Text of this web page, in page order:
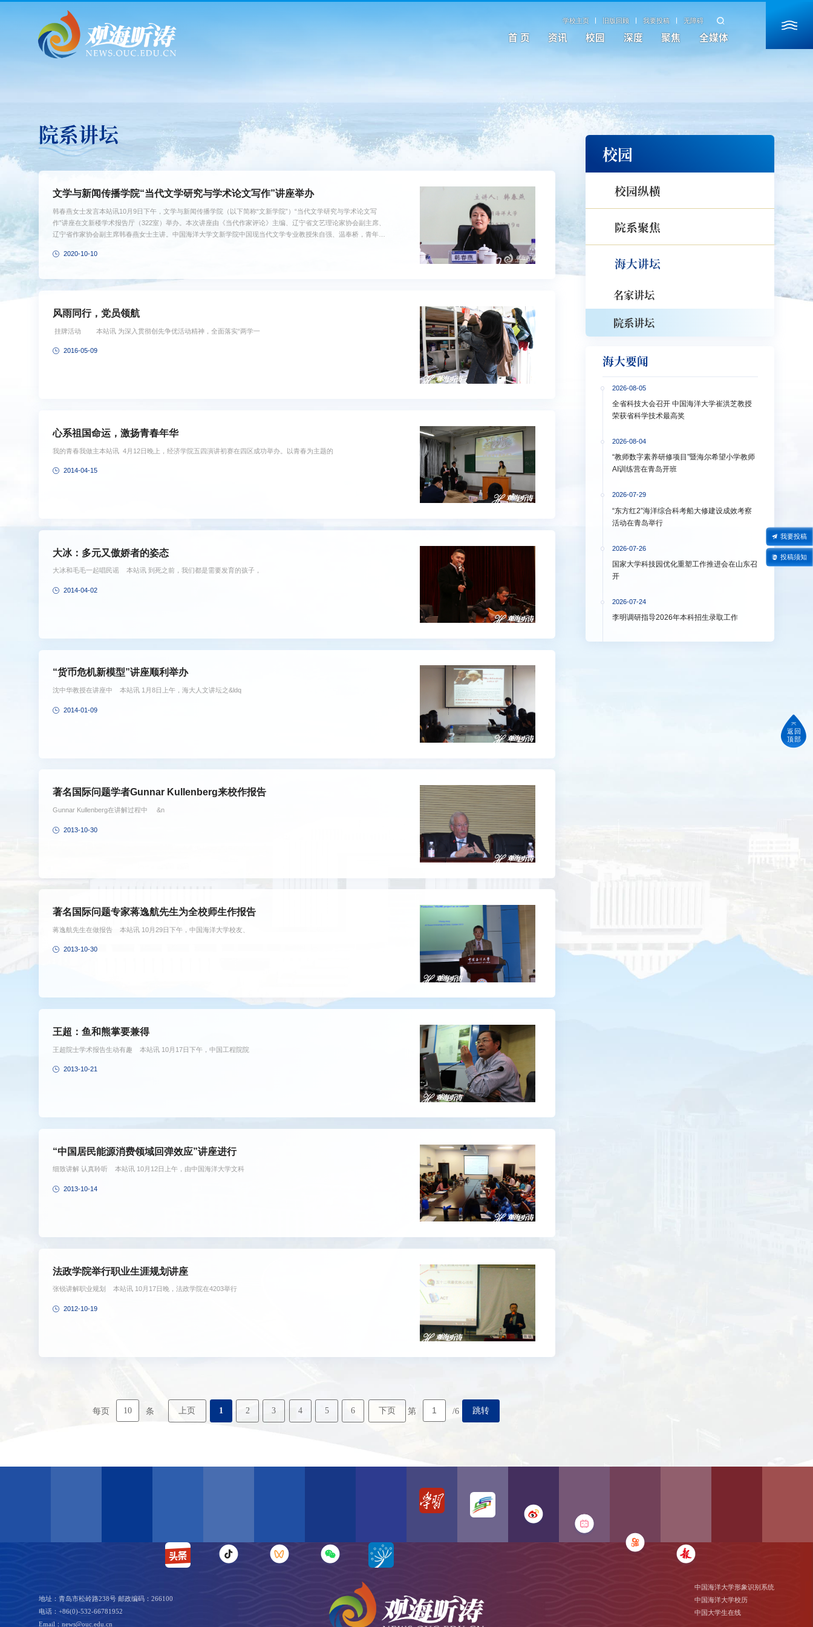
学校主页 旧版回顾 我要投稿 无障碍
首 页 资讯 校园 深度 聚焦 全媒体
院系讲坛
文学与新闻传播学院“当代文学研究与学术论文写作”讲座举办
韩春燕女士发言本站讯10月9日下午，文学与新闻传播学院（以下简称“文新学院”）“当代文学研究与学术论文写
作”讲座在文新楼学术报告厅（322室）举办。本次讲座由《当代作家评论》主编、辽宁省文艺理论家协会副主席、
辽宁省作家协会副主席韩春燕女士主讲。中国海洋大学文新学院中国现当代文学专业教授朱自强、温奉桥，青年教
认为，文学的存在就是为了弥补生命自身的不完整，并帮助人们保持对于梦想的执着。“每一个写作者在创作作品时
2020-10-10
风雨同行，党员领航
挂牌活动 本站讯 为深入贯彻创先争优活动精神，全面落实“两学一
2016-05-09
心系祖国命运，激扬青春年华
我的青春我做主本站讯 4月12日晚上，经济学院五四演讲初赛在四区成功举办。以青春为主题的
2014-04-15
大冰：多元又傲娇者的姿态
大冰和毛毛一起唱民谣 本站讯 到死之前，我们都是需要发育的孩子，
2014-04-02
“货币危机新模型”讲座顺利举办
沈中华教授在讲座中 本站讯 1月8日上午，海大人文讲坛之&ldq
2014-01-09
著名国际问题学者Gunnar Kullenberg来校作报告
Gunnar Kullenberg在讲解过程中 &n
2013-10-30
著名国际问题专家蒋逸航先生为全校师生作报告
蒋逸航先生在做报告 本站讯 10月29日下午，中国海洋大学校友、
2013-10-30
王超：鱼和熊掌要兼得
王超院士学术报告生动有趣 本站讯 10月17日下午，中国工程院院
2013-10-21
“中国居民能源消费领域回弹效应”讲座进行
细致讲解 认真聆听 本站讯 10月12日上午，由中国海洋大学文科
2013-10-14
法政学院举行职业生涯规划讲座
张锐讲解职业规划 本站讯 10月17日晚，法政学院在4203举行
2012-10-19
每页 10 条 上页 1 2 3 4 5 6 下页 第 /6 跳转
校园
校园纵横
院系聚焦
海大讲坛
名家讲坛
院系讲坛
海大要闻
2026-08-05
全省科技大会召开 中国海洋大学崔洪芝教授
荣获省科学技术最高奖
2026-08-04
“教师数字素养研修项目”暨海尔希望小学教师
AI训练营在青岛开班
2026-07-29
“东方红2”海洋综合科考船大修建设成效考察
活动在青岛举行
2026-07-26
国家大学科技园优化重塑工作推进会在山东召
开
2026-07-24
李明调研指导2026年本科招生录取工作
地址：青岛市松岭路238号 邮政编码：266100
电话：+86(0)-532-66781952
Email：news@ouc.edu.cn
中国海洋大学形象识别系统
中国海洋大学校历
中国大学生在线
我要投稿
投稿须知